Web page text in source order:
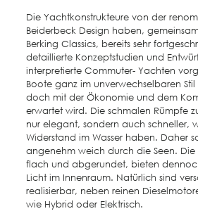
Die Yachtkonstrukteure von der
Beiderbeck Design haben,
Berking Classics, bereits sehr
detaillierte Konzeptstudien und
interpretierte Commuter- Yachten
Boote ganz im unverwechselbaren Stil
doch mit der Ökonomie und dem
erwartet wird. Die schmalen Rümpfe
nur elegant, sondern auch schneller,
Widerstand im Wasser haben. Daher
angenehm weich durch die Seen.
flach und abgerundet, bieten
Licht im Innenraum. Natürlich sind
realisierbar, neben reinen
wie Hybrid oder Elektrisch.